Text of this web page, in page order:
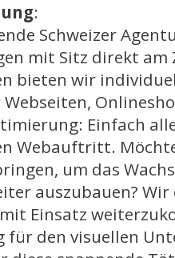
:
Schweizer
mit Sitz direkt am
bieten wir
Einfach
Webauftritt.
um das
auszubauen?
Einsatz
für den visuellen